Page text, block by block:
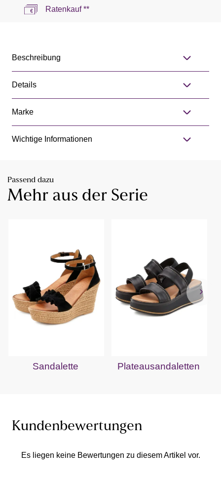
Ratenkauf **
Beschreibung
Details
Marke
Wichtige Informationen
Passend dazu
Mehr aus der Serie
Sandalette Plateausandaletten
Kundenbewertungen
Es liegen keine Bewertungen zu diesem Artikel vor.